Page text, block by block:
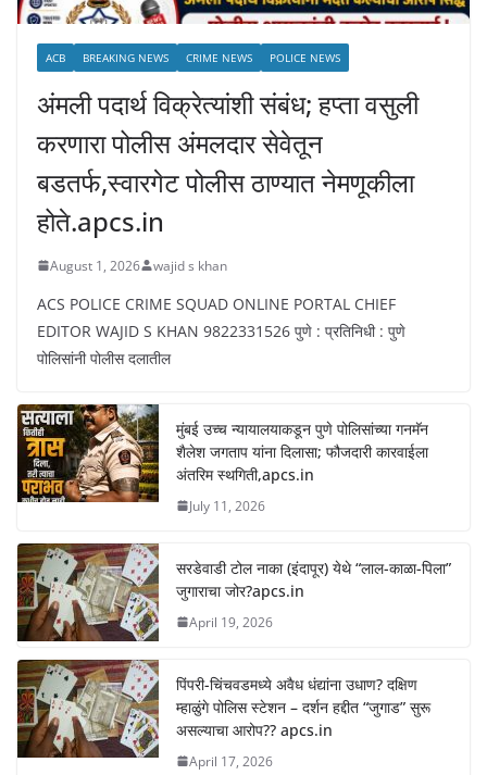
ACB BREAKING NEWS CRIME NEWS POLICE NEWS
अंमली पदार्थ विक्रेत्यांशी संबंध; हप्ता वसुली
करणारा पोलीस अंमलदार सेवेतून
बडतर्फ,स्वारगेट पोलीस ठाण्यात नेमणूकीला
होते.apcs.in
August 1, 2026 wajid s khan
ACS POLICE CRIME SQUAD ONLINE PORTAL CHIEF
EDITOR WAJID S KHAN 9822331526 पुणे : प्रतिनिधी : पुणे
पोलिसांनी पोलीस दलातील
मुंबई उच्च न्यायालयाकडून पुणे पोलिसांच्या गनमॅन
शैलेश जगताप यांना दिलासा; फौजदारी कारवाईला
अंतरिम स्थगिती,apcs.in
July 11, 2026
सरडेवाडी टोल नाका (इंदापूर) येथे “लाल-काळा-पिला”
जुगाराचा जोर?apcs.in
April 19, 2026
पिंपरी-चिंचवडमध्ये अवैध धंद्यांना उधाण? दक्षिण
म्हाळुंगे पोलिस स्टेशन – दर्शन हद्दीत “जुगाड” सुरू
असल्याचा आरोप?? apcs.in
April 17, 2026